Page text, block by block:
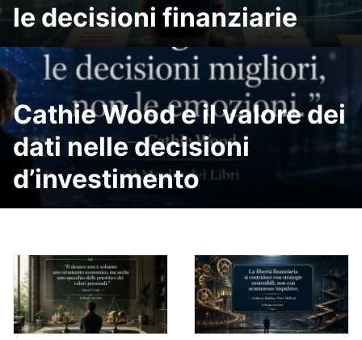
le decisioni finanziarie
Cathie Wood e il valore dei
dati nelle decisioni
d’investimento